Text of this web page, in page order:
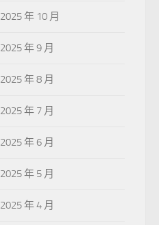
2025 年 10 月
2025 年 9 月
2025 年 8 月
2025 年 7 月
2025 年 6 月
2025 年 5 月
2025 年 4 月